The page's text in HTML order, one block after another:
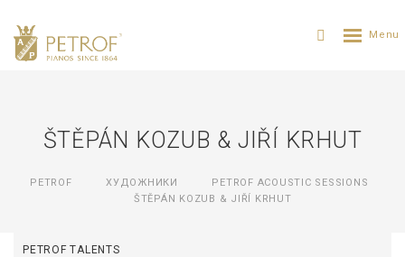
ŠTĚPÁN KOZUB & JIŘÍ KRHUT
PETROF ХУДОЖНИКИ
PETROF ACOUSTIC SESSIONS
ŠTĚPÁN KOZUB & JIŘÍ KRHUT
PETROF TALENTS